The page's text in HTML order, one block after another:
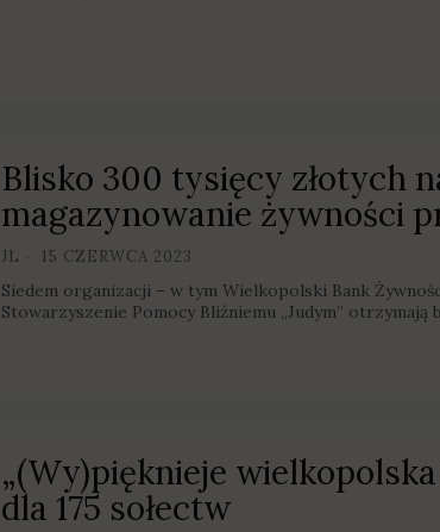
Blisko 300 tysięcy złotych
magazynowanie żywności
JL 15 CZERWCA 2023
Siedem organizacji – w tym Wielkopolski Bank
Stowarzyszenie Pomocy Bliźniemu „Judym” otrzymają
„(Wy)pięknieje
dla 175 sołectw